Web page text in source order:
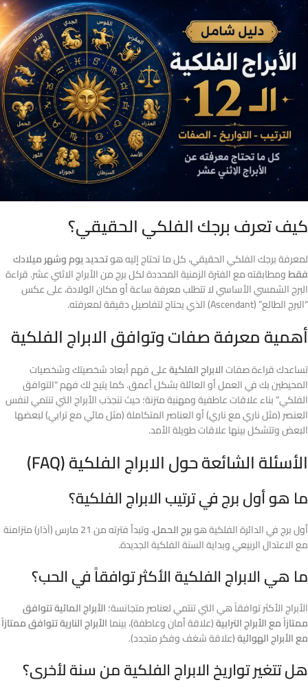
كيف تعرف برجك الفلكي الحقيقي؟
لمعرفة برجك الفلكي الحقيقي، كل ما تحتاج إليه هوتحديد يوم وشهر ميلادك
فقطومطابقته مع الفترة الزمنية المحددة لكل برج من الأبراج الاثني عشر. قراءة
البرج الشمسي الأساسي لا تتطلب معرفة ساعة أو مكان الولادة، على عكس
“البرج الطالع” (Ascendant) الذي يحتاج لتفاصيل دقيقة لمعرفته.
أهمية معرفة صفات وتوافق الابراج الفلكية
تساعدك قراءة صفاتالابراج الفلكيةعلى فهم أبعاد شخصيتك وشخصيات
المحيطين بك في العمل أو العائلة بشكل أعمق. كما يتيح لك فهم “التوافق
الفلكي” بناء علاقات عاطفية ومهنية متزنة؛ حيث تنجذب الأبراج التي تنتمي لنفس
العنصر (مثل ناري مع ناري) أو العناصر المتكاملة (مثل مائي مع ترابي) لبعضها
البعض وتتشكل بينها علاقات طويلة الأمد.
الأسئلة الشائعة حول الابراج الفلكية (FAQ)
ما هو أول برج في ترتيب الابراج الفلكية؟
أول برج في الدائرة الفلكية هوبرج الحمل
، وتبدأ فترته من 21 مارس (آذار) متزامنة
مع الاعتدال الربيعي وبداية السنة الفلكية الجديدة.
ما هي الابراج الفلكية الأكثر توافقاً في الحب؟
الأبراج الأكثر توافقاً هي التي تنتمي لعناصر متجانسة؛الأبراج المائية تتوافق
ممتازاً مع الأبراج الترابية(علاقة أمان وعاطفة)، بينماالأبراج النارية تتوافق ممتازاً
مع الأبراج الهوائية(علاقة شغف وفكر متجدد).
هل تتغير تواريخ الابراج الفلكية من سنة لأخرى؟